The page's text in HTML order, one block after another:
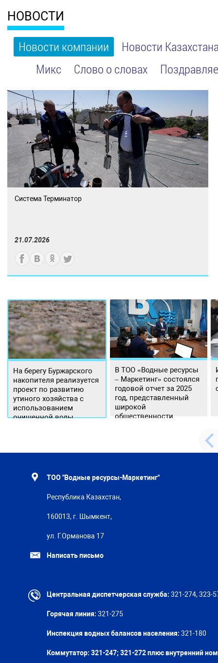
НОВОСТИ
Новости компании
Новости
Микс
Слово о словах
Система Терминатор
21.07.2026
На берегу Буржарского
накопителя реализуется
проект по развитию
утиного хозяйства с
использованием
очищенной воды
В ТОО «Водные ресурсы
– Маркетинг» состоялся
годовой отчет за 2025
год, представленный
широкой
общественности.
ТОО "Водные ресурсы-Маркетинг"
Республика Казахстан,
160013, г. Шымкент,
ул. Г.Орманова 17
Написать письмо
Центральная диспетчерская служба: 321-274, 323-
Горячая линия: 321-275
Инспекция водных балансов населения: 321-180
Коммутатор: 321-247; 321-272 плюс внутренний